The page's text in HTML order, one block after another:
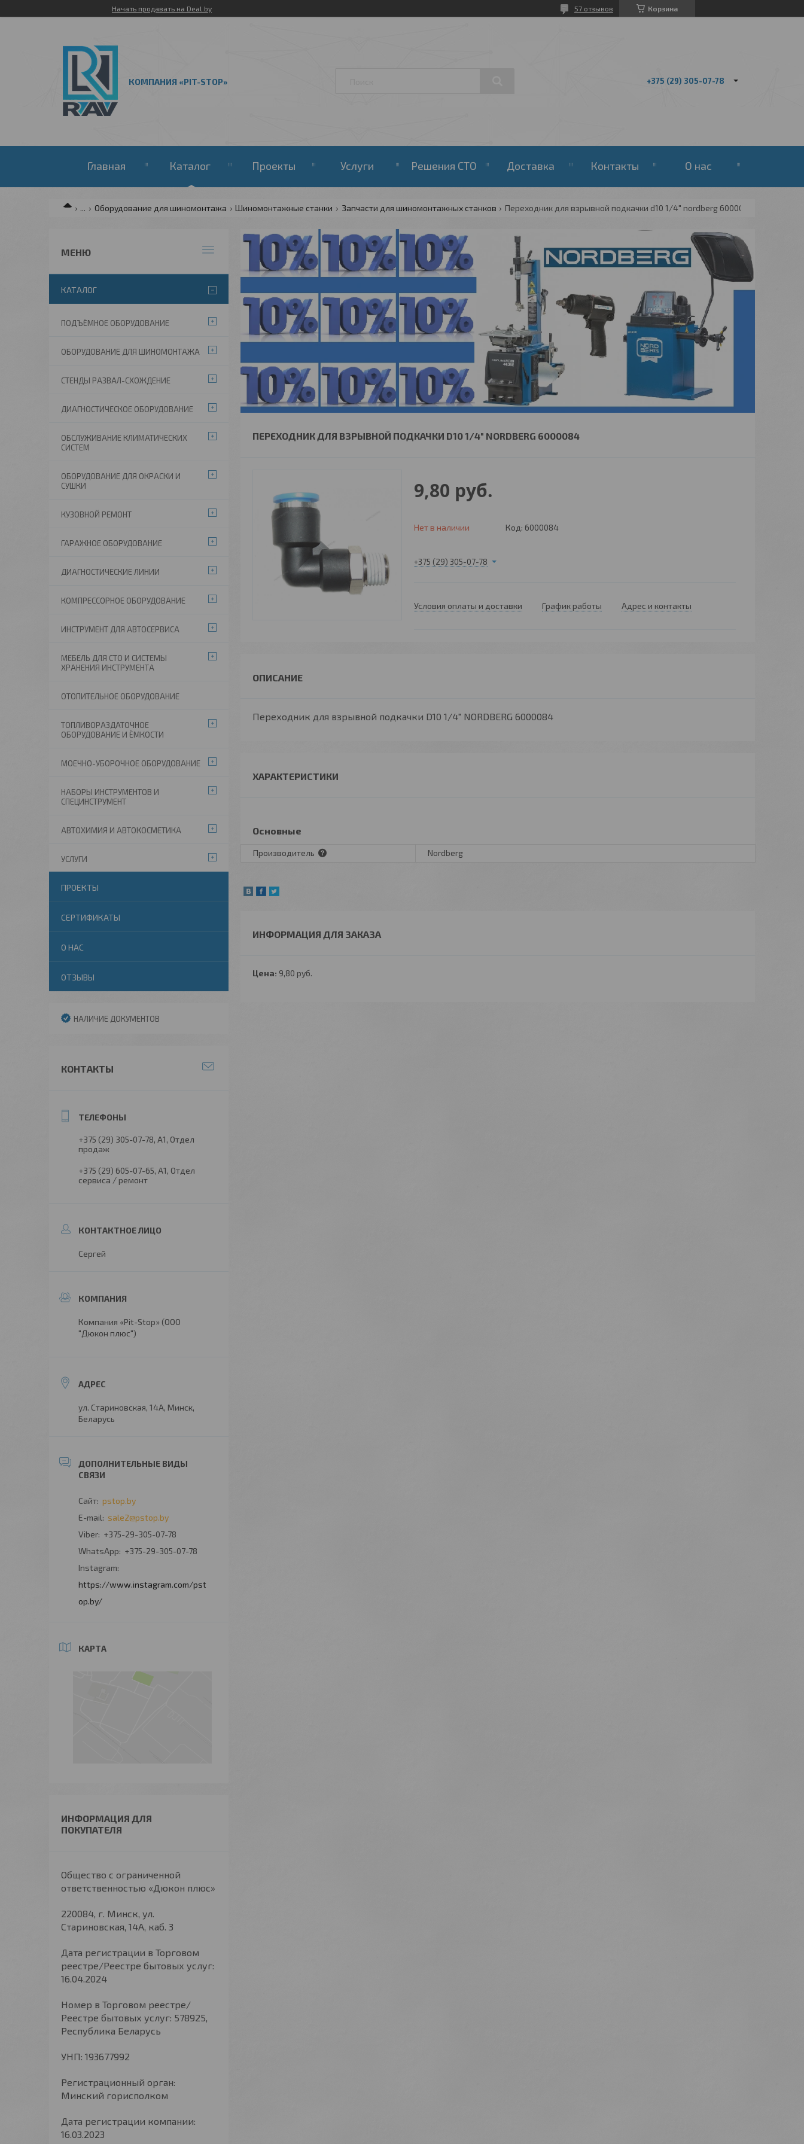
Начать продавать на Deal.by Корзина
57 отзывов
КОМПАНИЯ «PIT-STOP» +375 (29) 305-07-78
Главная Каталог Проекты Услуги Решения СТО Доставка Контакты О нас
... Оборудование для шиномонтажа Шиномонтажные станки Запчасти для шиномонтажных станков Переходник для взрывной подкачки d10 1/4" nordberg 6000084
ПЕРЕХОДНИК ДЛЯ ВЗРЫВНОЙ ПОДКАЧКИ D10 1/4" NORDBERG 6000084
9,80 руб.
Нет в наличии Код: 6000084
+375 (29) 305-07-78
Условия оплаты и доставки График работы Адрес и контакты
Переходник для взрывной подкачки D10 1/4" NORDBERG 6000084
ХАРАКТЕРИСТИКИ
Основные
Производитель Nordberg
ИНФОРМАЦИЯ ДЛЯ ЗАКАЗА
Цена: 9,80 руб.
КАТАЛОГ
ПОДЪЁМНОЕ ОБОРУДОВАНИЕ
ОБОРУДОВАНИЕ ДЛЯ ШИНОМОНТАЖА
СТЕНДЫ РАЗВАЛ-СХОЖДЕНИЕ
ДИАГНОСТИЧЕСКОЕ ОБОРУДОВАНИЕ
ОБСЛУЖИВАНИЕ КЛИМАТИЧЕСКИХ
СИСТЕМ
ОБОРУДОВАНИЕ ДЛЯ ОКРАСКИ И
СУШКИ
КУЗОВНОЙ РЕМОНТ
ГАРАЖНОЕ ОБОРУДОВАНИЕ
ДИАГНОСТИЧЕСКИЕ ЛИНИИ
КОМПРЕССОРНОЕ ОБОРУДОВАНИЕ
ИНСТРУМЕНТ ДЛЯ АВТОСЕРВИСА
МЕБЕЛЬ ДЛЯ СТО И СИСТЕМЫ
ХРАНЕНИЯ ИНСТРУМЕНТА
ОТОПИТЕЛЬНОЕ ОБОРУДОВАНИЕ
ТОПЛИВОРАЗДАТОЧНОЕ
ОБОРУДОВАНИЕ И ЁМКОСТИ
МОЕЧНО-УБОРОЧНОЕ ОБОРУДОВАНИЕ
НАБОРЫ ИНСТРУМЕНТОВ И
СПЕЦИНСТРУМЕНТ
АВТОХИМИЯ И АВТОКОСМЕТИКА
УСЛУГИ
ПРОЕКТЫ
СЕРТИФИКАТЫ
О НАС
ОТЗЫВЫ
НАЛИЧИЕ ДОКУМЕНТОВ
КОНТАКТЫ
+375 (29) 305-07-78 А1, Отдел
продаж
+375 (29) 605-07-65 А1, Отдел
сервиса / ремонт
Сергей
Компания «Pit-Stop» (ООО
"Дюкон плюс")
ул. Стариновская, 14А, Минск,
Беларусь
pstop.by
sale2@pstop.by
+375-29-305-07-78
+375-29-305-07-78
Instagram
https://www.instagram.com/pst
op.by/
КАРТА
ИНФОРМАЦИЯ ДЛЯ
ПОКУПАТЕЛЯ
Общество с ограниченной
ответственностью «Дюкон плюс»
220084, г. Минск, ул.
Стариновская, 14А, каб. 3
Дата регистрации в Торговом
реестре/Реестре бытовых услуг:
16.04.2024
Номер в Торговом реестре/
Реестре бытовых услуг: 578925,
Республика Беларусь
УНП: 193677992
Регистрационный орган:
Минский горисполком
Дата регистрации компании:
16.03.2023